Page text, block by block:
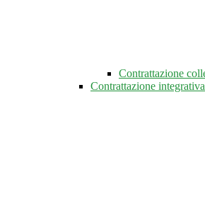
Contrattazione
Contrattazione integrativa